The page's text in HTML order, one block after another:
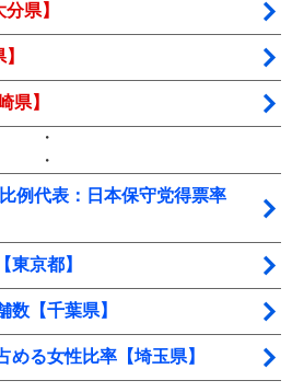
県】
県】
・
・
例代表：日本保守党得票率
東京都】
数【千葉県】
める女性比率【埼玉県】